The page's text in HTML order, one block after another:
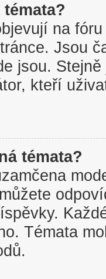
na
Jsou
jsou.
kteří
témata?
Témata